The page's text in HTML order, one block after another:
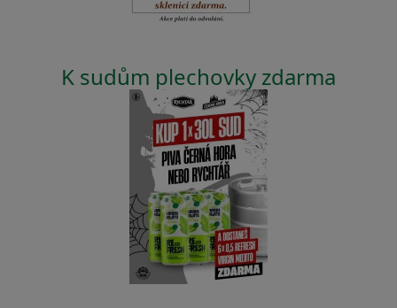
K sudům plechovky zdarma